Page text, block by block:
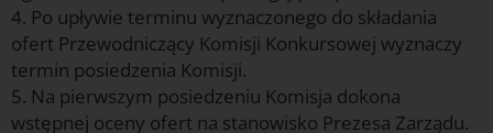
4. Po upływie terminu wyznaczonego do składania
ofert Przewodniczący Komisji Konkursowej wyznaczy
termin posiedzenia Komisji.
5. Na pierwszym posiedzeniu Komisja dokona
wstępnej oceny ofert na stanowisko Prezesa Zarządu.